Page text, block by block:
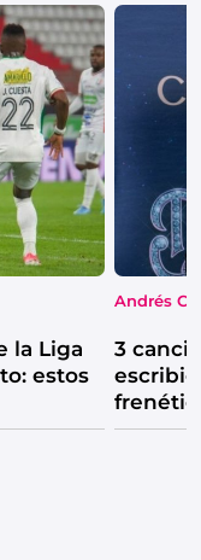
la Liga
estos
Andrés
3